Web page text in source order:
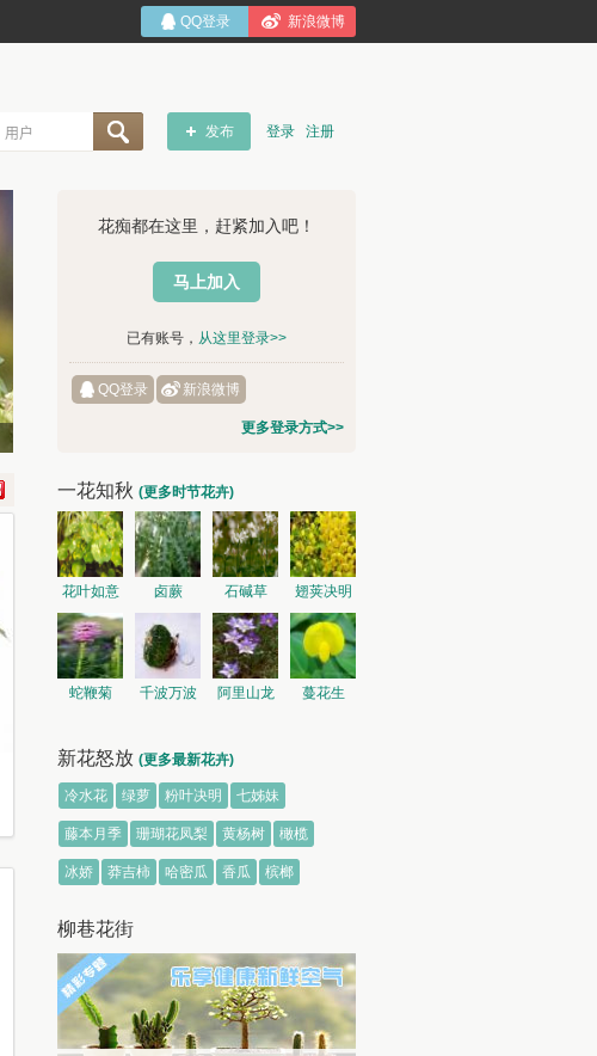
发布 登录 注册
花痴都在这里，赶紧加入吧！
马上加入
已有账号， 从这里登录>>
QQ登录 新浪微博
更多登录方式>>
一花知秋 (更多时节花卉)
花叶如意 卤蕨 石碱草 翅荚决明
蛇鞭菊 千波万波
阿里山龙
蔓花生
新花怒放 (更多最新花卉)
冷水花 绿萝 粉叶决明 七姊妹
藤本月季 珊瑚花凤梨 黄杨树 橄榄
冰娇 莽吉柿 哈密瓜 香瓜 槟榔
柳巷花街
QQ登录 新浪微博